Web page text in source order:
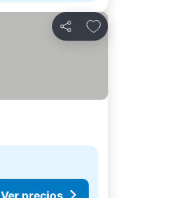
Compartir
Agregar a favoritos
Ver precios